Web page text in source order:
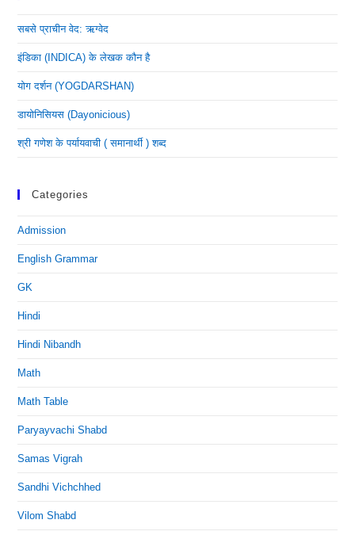
सबसे प्राचीन वेद: ऋग्वेद
इंडिका (INDICA) के लेखक कौन है
योग दर्शन (YOGDARSHAN)
डायोनिसियस (dayonicious)
श्री गणेश के पर्यायवाची ( समानार्थी ) शब्द
Categories
Admission
English Grammar
GK
Hindi
Hindi Nibandh
Math
Math Table
Paryayvachi Shabd
Samas Vigrah
Sandhi Vichchhed
Vilom Shabd